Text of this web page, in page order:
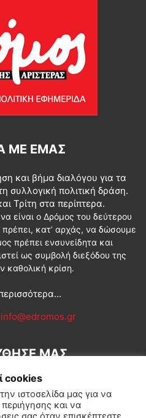
ΜΕ ΕΜΆΣ
και βήμα διαλόγου για τα
συλλογική πολιτική δράση.
Τρίτη στα περίπτερα.
είναι ο Δρόμος του δεύτερου
κατ’ αρχάς, να δώσουμε
πρέπει ενσυνείδητα και
ως συμβολή διεξόδου της
καθολική κρίση.
info@edromos.gr
ΜΑΣ
cookies
ιστοσελίδα μας για να
και να